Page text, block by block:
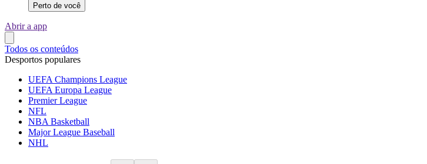
Perto de você
Abrir a app
Todos os conteúdos
Desportos populares
UEFA Champions League
UEFA Europa League
Premier League
NFL
NBA Basketball
Major League Baseball
NHL